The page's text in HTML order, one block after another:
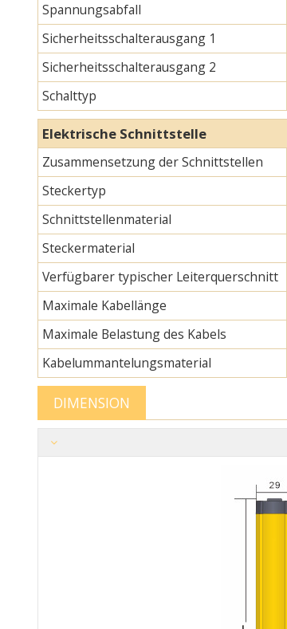
Spannungsabfall
Sicherheitsschalterausgang 1
Sicherheitsschalterausgang 2
Schalttyp
Elektrische Schnittstelle
Zusammensetzung der Schnittstellen
Steckertyp
Schnittstellenmaterial
Steckermaterial
Verfügbarer typischer Leiterquerschnitt
Maximale Kabellänge
Maximale Belastung des Kabels
Kabelummantelungsmaterial
DIMENSION